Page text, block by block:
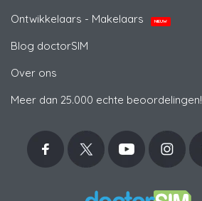
Ontwikkelaars - Makelaars
NIEUW
Blog doctorSIM
Over ons
Meer dan 25.000 echte beoordelingen!